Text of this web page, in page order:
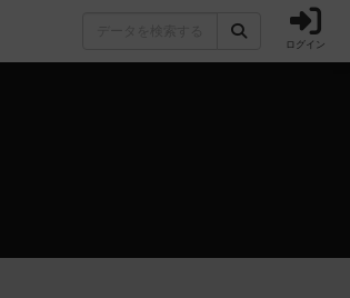
ム ログイン